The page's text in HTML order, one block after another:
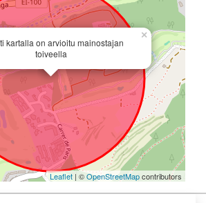
kartalla on arvioitu mainostajan
toiveella
×
Leaflet | ©OpenStreetMapcontributors